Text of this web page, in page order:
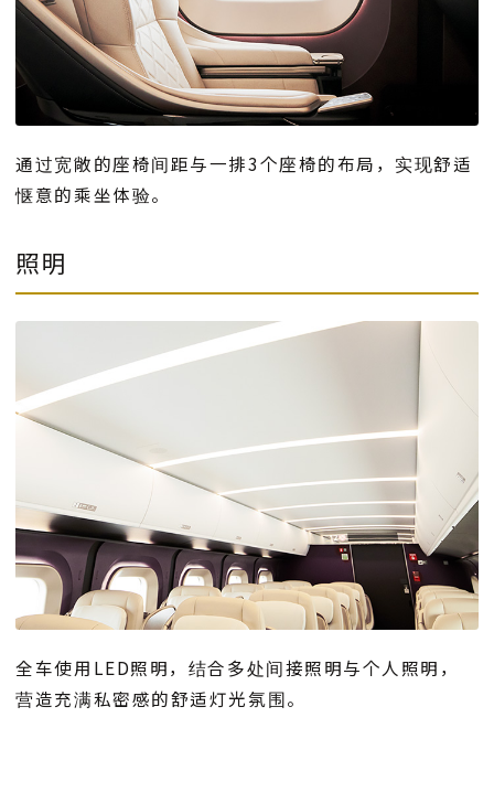
通过宽敞的座椅间距与一排3个座椅的布局，实现舒适
惬意的乘坐体验。
照明
全车使用LED照明，结合多处间接照明与个人照明，
营造充满私密感的舒适灯光氛围。